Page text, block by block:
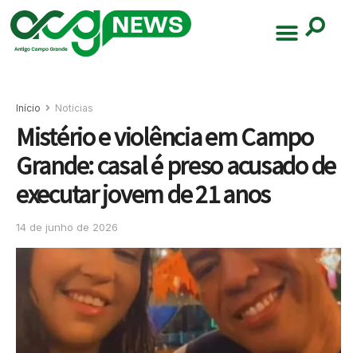
Início Noticias
Mistério e violência em Campo
Grande: casal é preso acusado de
executar jovem de 21 anos
14 de junho de 2026